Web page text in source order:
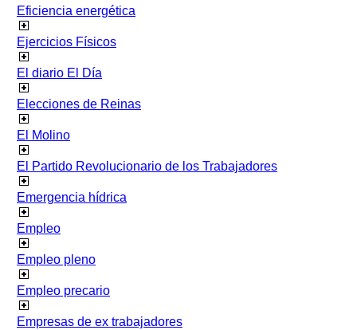
Eficiencia energética
Ejercicios Físicos
El diario El Día
Elecciones de Reinas
El Molino
El Partido Revolucionario de los Trabajadores
Emergencia hídrica
Empleo
Empleo pleno
Empleo precario
Empresas de ex trabajadores